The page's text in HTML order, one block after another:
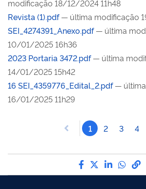
modificação 18/12/2024 11h48
Revista (1).pdf — última modificação
SEI_4274391_Anexo.pdf — última
10/01/2025 16h36
2023 Portaria 3472.pdf — última
14/01/2025 15h42
16 SEI_4359776_Edital_2.pdf —
16/01/2025 11h29
1 2 3 4
Compartilhe